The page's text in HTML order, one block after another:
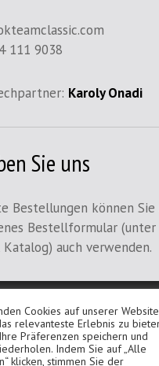
111 9038
Karoly Onadi
Sie uns
Bestellungen können Sie
Bestellformular (unter
auch verwenden.
AGB
Datenschutz
Cookies auf unserer
relevanteste Erlebnis zu
Präferenzen speichern und
Indem Sie auf „Alle
klicken, stimmen Sie der